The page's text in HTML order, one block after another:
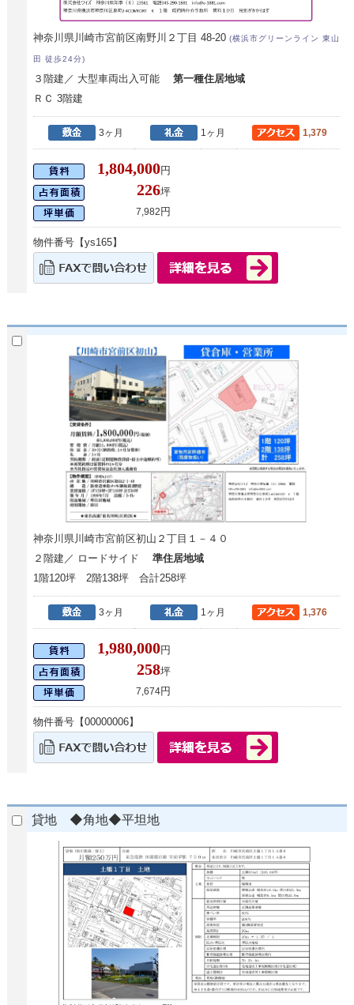
神奈川県川崎市宮前区南野川２丁目 48-20(横浜市グリーンライン 東山
田 徒歩24分)
３階建／ 大型車両出入可能第一種住居地域
ＲＣ 3階建
3ヶ月 1ヶ月 1,379
1,804,000円
226坪
7,982 円
物件番号【ys165】
神奈川県川崎市宮前区初山２丁目１－４０
２階建／ ロードサイド準住居地域
1階120坪 2階138坪 合計258坪
3ヶ月 1ヶ月 1,376
1,980,000円
258坪
7,674円
物件番号【00000006】
貸地 ◆角地◆平坦地